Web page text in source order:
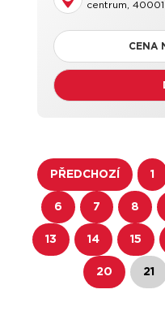
centrum,
CENA
PŘEDCHOZÍ 1
6 7 8
13 14 15
20 21